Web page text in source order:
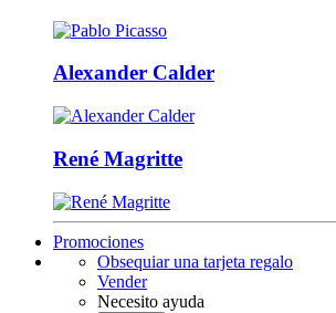
Alexander Calder
René Magritte
Promociones
Obsequiar una tarjeta regalo
Vender
Necesito ayuda